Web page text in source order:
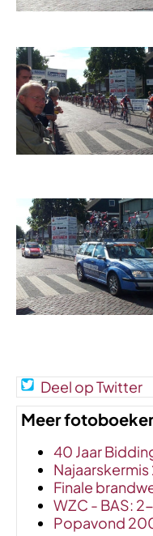
Deel op Twitter
Meer
40 Jaar
Finale
WZC - BAS: 2-
Popavond